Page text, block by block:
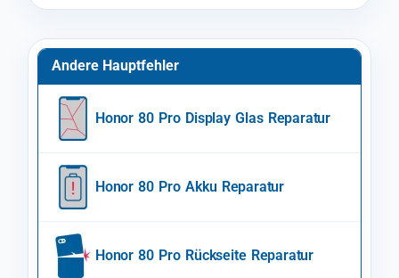
Andere Hauptfehler
Honor 80 Pro Display Glas Reparatur
Honor 80 Pro Akku Reparatur
Honor 80 Pro Rückseite Reparatur